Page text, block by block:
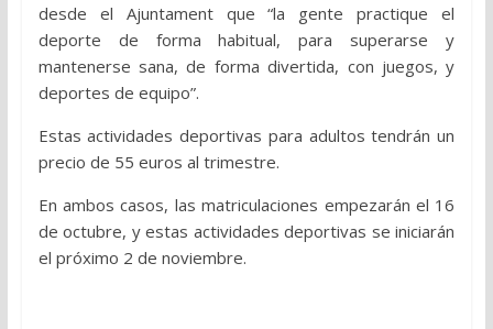
desde el Ajuntament que “la gente practique el
deporte de forma habitual, para superarse y
mantenerse sana, de forma divertida, con juegos, y
deportes de equipo”.
Estas actividades deportivas para adultos tendrán un
precio de 55 euros al trimestre.
En ambos casos, las matriculaciones empezarán el 16
de octubre, y estas actividades deportivas se iniciarán
el próximo 2 de noviembre.